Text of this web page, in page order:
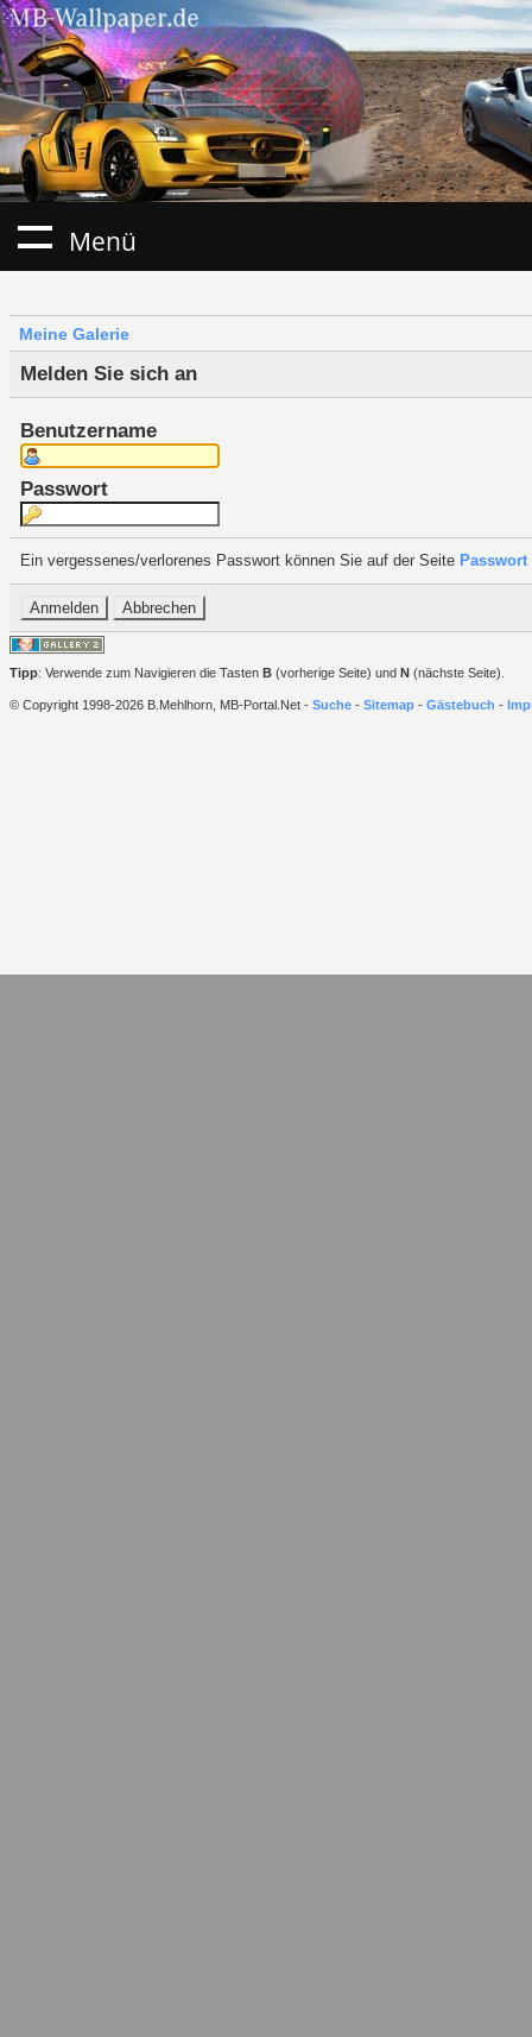
Menü
Meine Galerie
Melden Sie sich an
Benutzername
Passwort
Ein vergessenes/verlorenes Passwort können Sie auf der Seite
Tipp: Verwende zum Navigieren die Tasten B (vorherige Seite) und N (nächste Seite).
© Copyright 1998-2026 B.Mehlhorn, MB-Portal.Net - Suche - Sitemap - Gästebuch -